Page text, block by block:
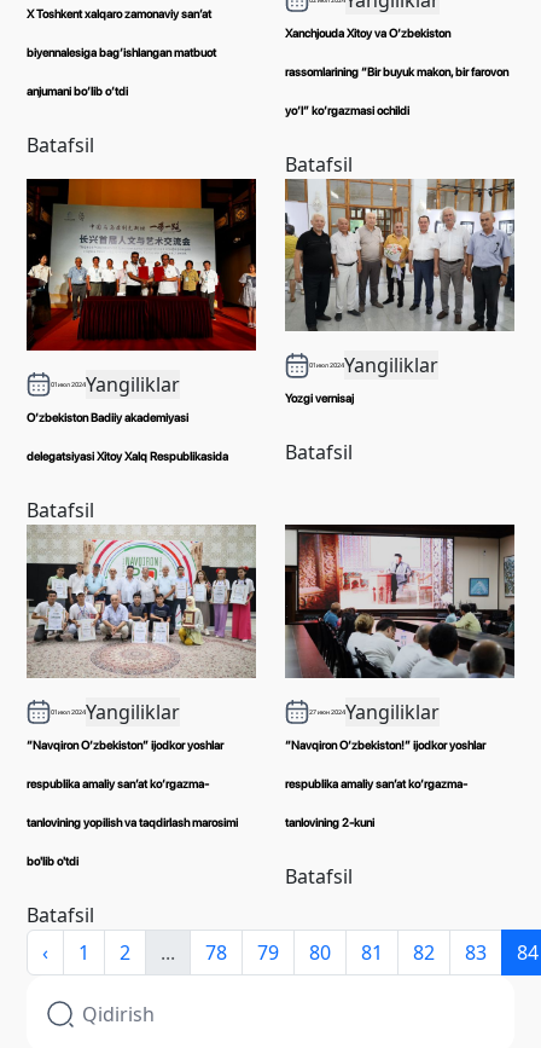
X Toshkent xalqaro zamonaviy san’at
biyennalesiga bag‘ishlangan matbuot
anjumani bo‘lib o‘tdi
Batafsil
Xanchjouda Xitoy va O‘zbekiston
rassomlarining “Bir buyuk makon, bir farovon
yo‘l” ko‘rgazmasi ochildi
Batafsil
01 июл 2024Yangiliklar
O‘zbekiston Badiiy akademiyasi
delegatsiyasi Xitoy Xalq Respublikasida
Batafsil
01 июл 2024Yangiliklar
Yozgi vernisaj
Batafsil
01 июл 2024Yangiliklar
“Navqiron O‘zbekiston” ijodkor yoshlar
respublika amaliy san’at ko‘rgazma-
tanlovining yopilish va taqdirlash marosimi
bo'lib o'tdi
Batafsil
27 июн 2024Yangiliklar
“Navqiron O‘zbekiston!” ijodkor yoshlar
respublika amaliy sanʼat ko‘rgazma-
tanlovining 2-kuni
Batafsil
‹ 1 2 ... 78 79 80 81 82 83 84